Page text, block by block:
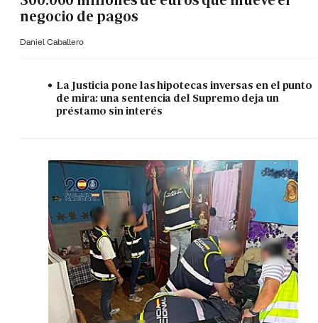
negocio de pagos
Daniel Caballero
La Justicia pone las hipotecas inversas en el punto
de mira: una sentencia del Supremo deja un
préstamo sin interés